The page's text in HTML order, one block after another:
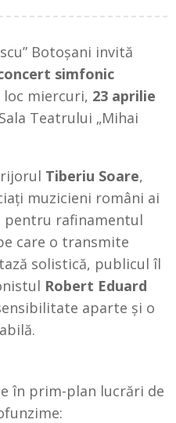
Botoșani invită
simfonic
loc miercuri, 23 aprilie
Teatrului „Mihai
Tiberiu Soare,
muzicieni români ai
pentru rafinamentul
care o transmite
solistică, publicul îl
Robert Eduard
aparte și o
în prim-plan lucrări de